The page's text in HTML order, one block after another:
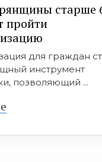
старше
пройти
для граждан
инструмент
позволяющий ...